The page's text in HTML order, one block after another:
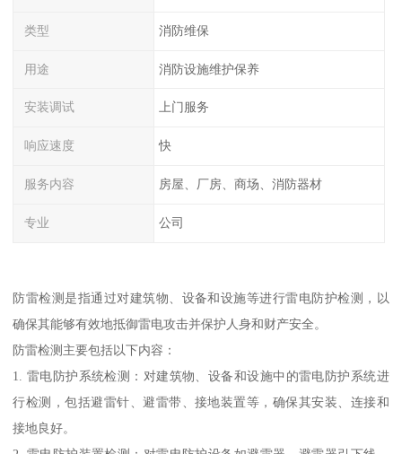
类型 消防维保
用途 消防设施维护保养
安装调试 上门服务
响应速度 快
服务内容 房屋、厂房、商场、消防器材
专业 公司
防雷检测是指通过对建筑物、设备和设施等进行雷电防护检测，以
确保其能够有效地抵御雷电攻击并保护人身和财产安全。
防雷检测主要包括以下内容：
1. 雷电防护系统检测：对建筑物、设备和设施中的雷电防护系统进
行检测，包括避雷针、避雷带、接地装置等，确保其安装、连接和
接地良好。